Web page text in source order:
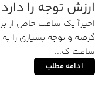
ارزش توجه را
اخیراً یک ساعت خاص از
ساعت ک...
ادامه مطلب